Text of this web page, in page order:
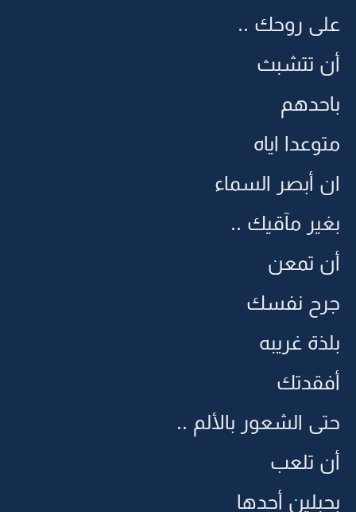
على روحك ..
أن تتشبث
باحدهم
متوعدا اياه
ان أبصر السماء
بغير مآقيك ..
أن تمعن
جرح نفسك
بلذة غريبه
أفقدتك
حتى الشعور بالألم ..
أن تلعب
بحبلين أحدها